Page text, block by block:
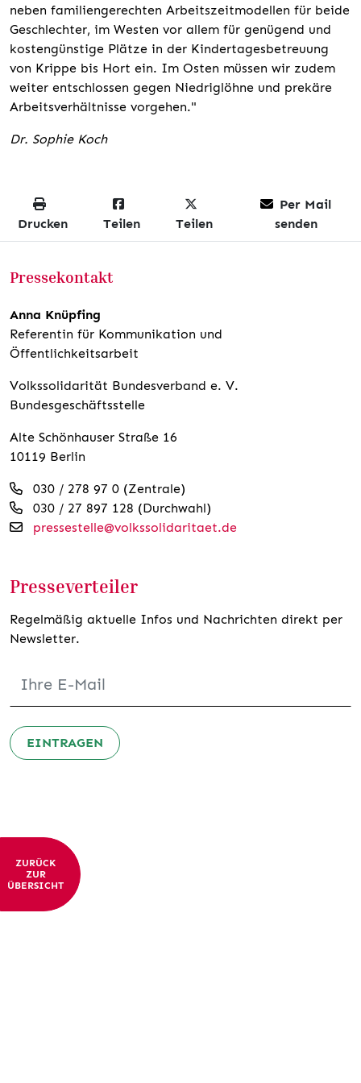
neben familiengerechten Arbeitszeitmodellen für beide
Geschlechter, im Westen vor allem für genügend und
kostengünstige Plätze in der Kindertagesbetreuung
von Krippe bis Hort ein. Im Osten müssen wir zudem
weiter entschlossen gegen Niedriglöhne und prekäre
Arbeitsverhältnisse vorgehen."
Dr. Sophie Koch
Drucken Teilen Teilen
Per Mail
senden
Pressekontakt
Anna Knüpfing
Referentin für Kommunikation und
Öffentlichkeitsarbeit
Volkssolidarität Bundesverband e. V.
Bundesgeschäftsstelle
Alte Schönhauser Straße 16
10119 Berlin
030 / 278 97 0 (Zentrale)
030 / 27 897 128 (Durchwahl)
pressestelle@volkssolidaritaet.de
Presseverteiler
Regelmäßig aktuelle Infos und Nachrichten direkt per
Newsletter.
EINTRAGEN
ZURÜCK
ZUR
ÜBERSICHT